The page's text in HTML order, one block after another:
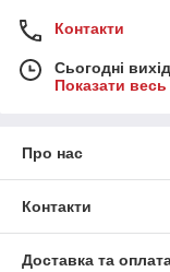
Контакти
Сьогодні
Показати
Про нас
Контакти
Доставка та